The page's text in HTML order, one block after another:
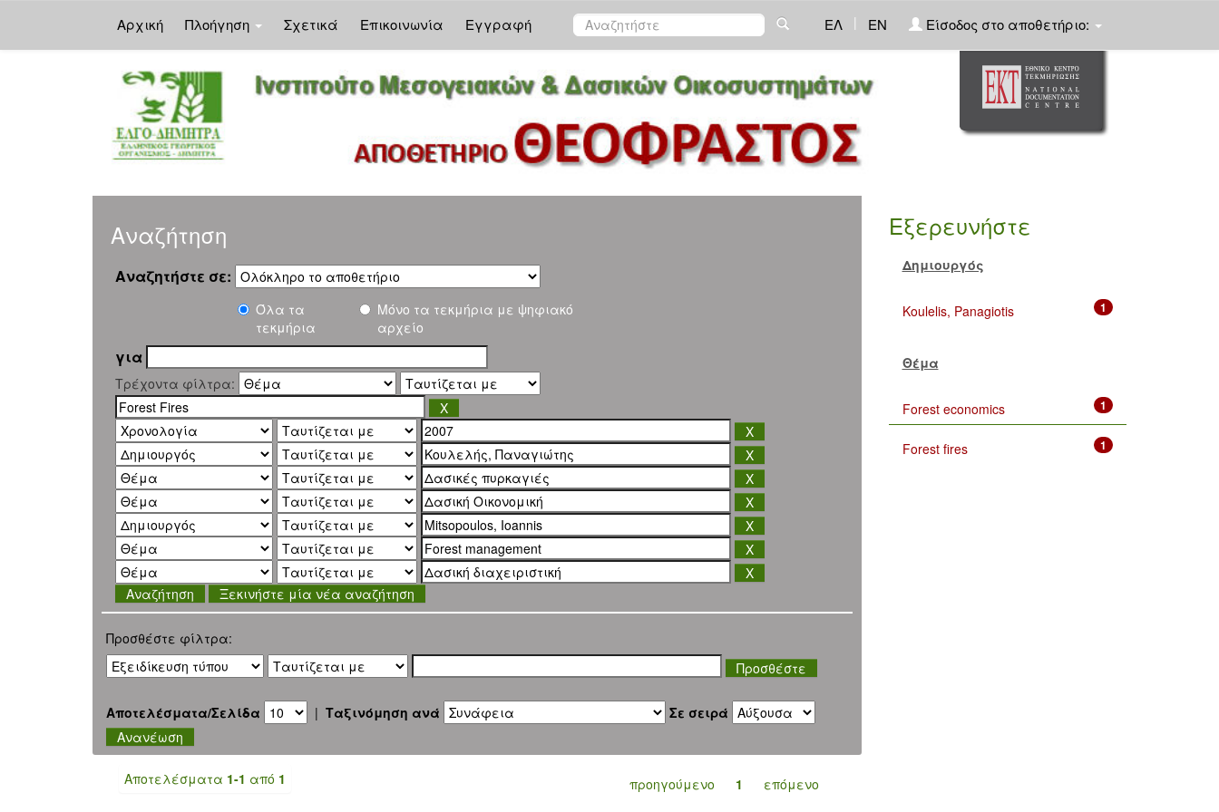
Αρχική Πλοήγηση Σχετικά Επικοινωνία Εγγραφή ΕΛ | EN Είσοδος στο αποθετήριο:
Αναζήτηση
Αναζητήστε σε:
Όλα τα
τεκμήρια
Μόνο τα τεκμήρια με ψηφιακό
αρχείο
για
Τρέχοντα φίλτρα:
Ξεκινήστε μία νέα αναζήτηση
Προσθέστε φίλτρα:
Αποτελέσματα/Σελίδα | Ταξινόμηση ανά Σε σειρά
Αποτελέσματα 1-1 από 1 προηγούμενο 1 επόμενο
Εξερευνήστε
Δημιουργός
1
Koulelis, Panagiotis
Θέμα
1
Forest economics
1
Forest fires